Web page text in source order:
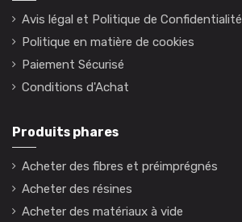
Avis légal et Politique de Confidentialité
Politique en matière de cookies
Paiement Sécurisé
Conditions d'Achat
Produits phares
Acheter des fibres et préimprégnés
Acheter des résines
Acheter des matériaux à vide